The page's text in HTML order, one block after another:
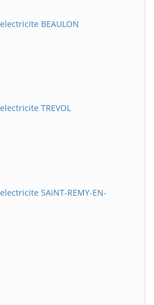
BEAULON
TREVOL
SAiNT-REMY-EN-